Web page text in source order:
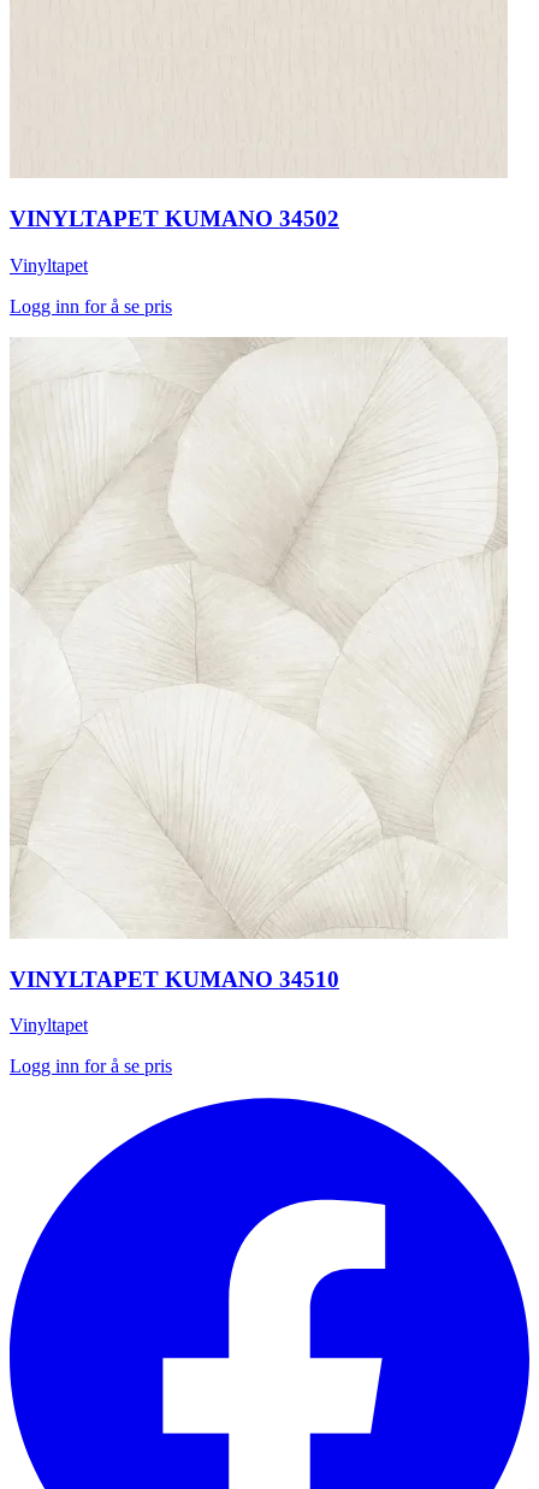
VINYLTAPET KUMANO 34502
Vinyltapet
Logg inn for å se pris
VINYLTAPET KUMANO 34510
Vinyltapet
Logg inn for å se pris